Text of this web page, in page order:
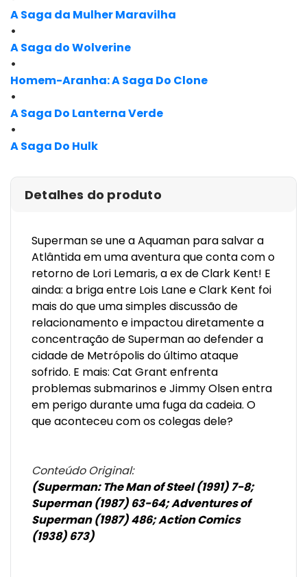
A Saga da Mulher Maravilha
•
A Saga do Wolverine
•
Homem-Aranha: A Saga Do Clone
•
A Saga Do Lanterna Verde
•
A Saga Do Hulk
Detalhes do produto
Superman se une a Aquaman para salvar a
Atlântida em uma aventura que conta com o
retorno de Lori Lemaris, a ex de Clark Kent! E
ainda: a briga entre Lois Lane e Clark Kent foi
mais do que uma simples discussão de
relacionamento e impactou diretamente a
concentração de Superman ao defender a
cidade de Metrópolis do último ataque
sofrido. E mais: Cat Grant enfrenta
problemas submarinos e Jimmy Olsen entra
em perigo durante uma fuga da cadeia. O
que aconteceu com os colegas dele?
Conteúdo Original:
(Superman: The Man of Steel (1991) 7-8;
Superman (1987) 63-64; Adventures of
Superman (1987) 486; Action Comics
(1938) 673)